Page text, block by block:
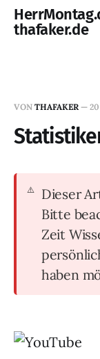
thafaker.de
VON THAFAKER —
Dieser
Bitte
Zeit
haben